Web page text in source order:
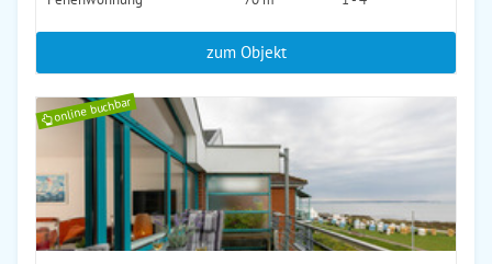
zum Objekt
online buchbar